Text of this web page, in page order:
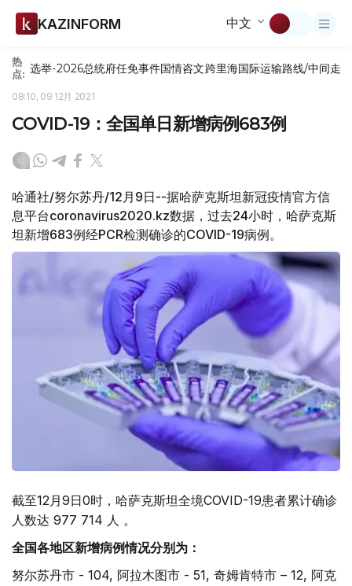
KAZINFORM 中文
热
点: 选举-2026总统府任免事件国情咨文跨里海国际运输路线/中间走廊
08:10, 09 12月 2021
COVID-19：全国单日新增病例683例
哈通社/努尔苏丹/12月9日--据哈萨克斯坦新冠疫情官方信
息平台coronavirus2020.kz数据，过去24小时，哈萨克斯
坦新增683例经PCR检测确诊的COVID-19病例。
截至12月9日0时，哈萨克斯坦全境COVID-19患者累计确诊
人数达 977 714 人 。
全国各地区新增病例情况分别为：
努尔苏丹市 - 104, 阿拉木图市 - 51, 奇姆肯特市 – 12, 阿克